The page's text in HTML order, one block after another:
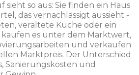
sieht so aus: Sie finden ein Haus
das vernachlässigt aussieht -
veraltete Küche oder ein
kaufen es unter dem Marktwert,
und verkaufen
Marktpreis. Der Unterschied
Sanierungskosten und